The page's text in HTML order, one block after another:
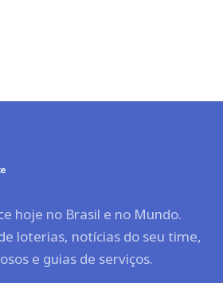
hoje no Brasil e no Mundo.
loterias, notícias do seu time,
e guias de serviços.